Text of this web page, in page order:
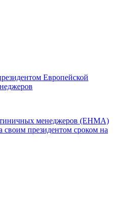
Европейской
менеджеров (EHMA)
президентом сроком на